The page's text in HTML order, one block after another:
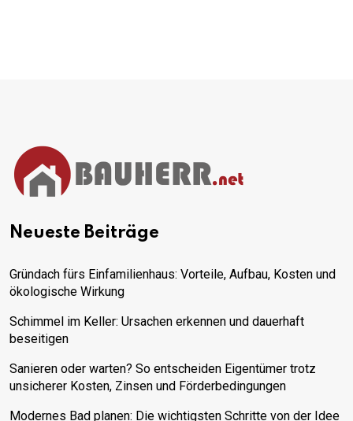
Neueste Beiträge
Gründach fürs Einfamilienhaus: Vorteile, Aufbau, Kosten und
ökologische Wirkung
Schimmel im Keller: Ursachen erkennen und dauerhaft
beseitigen
Sanieren oder warten? So entscheiden Eigentümer trotz
unsicherer Kosten, Zinsen und Förderbedingungen
Modernes Bad planen: Die wichtigsten Schritte von der Idee